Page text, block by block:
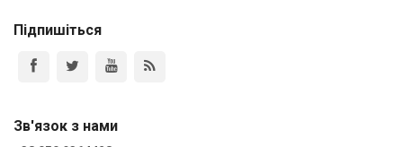
Підпишіться
Зв'язок з нами